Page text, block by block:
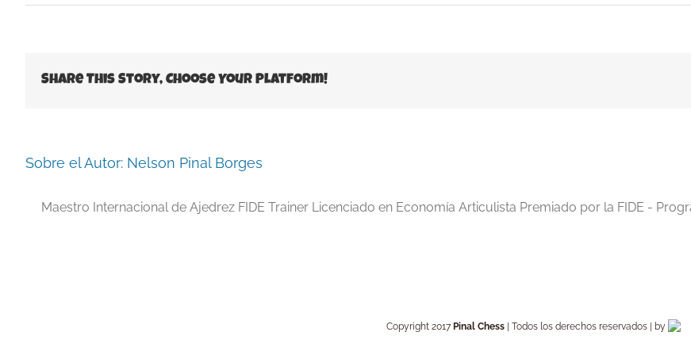
12
Share This Story, Choose Your Platform!
Sobre el Autor: Nelson Pinal Borges
Maestro Internacional de Ajedrez FIDE Trainer Licenciado en Economía Articulista Premiado por la FIDE -
Copyright 2017 Pinal Chess| Todos los derechos reservados | by